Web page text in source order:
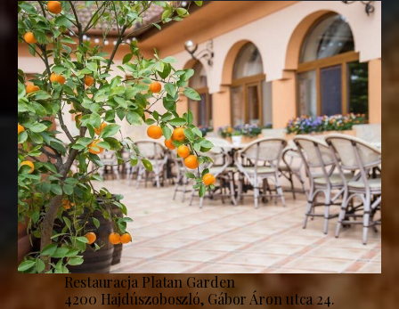
Restauracja Platan Garden
4200 Hajdúszoboszló, Gábor Áron utca 24.